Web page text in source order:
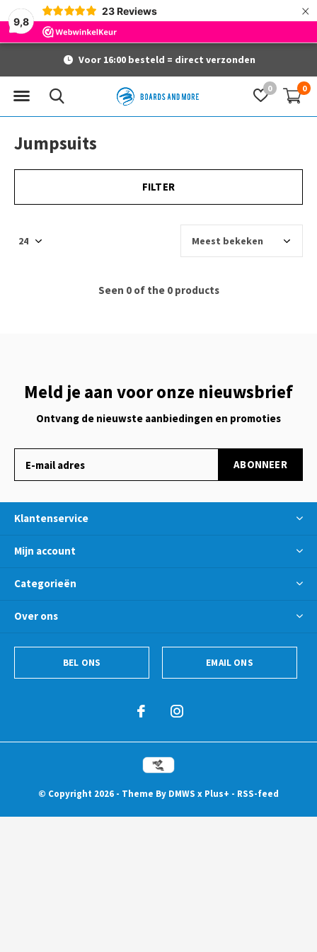
9,8
23 Reviews ×
0 0
Voor 16:00 besteld = direct verzonden
Jumpsuits
FILTER
Seen 0 of the 0 products
Meld je aan voor onze nieuwsbrief
Ontvang de nieuwste aanbiedingen en promoties
ABONNEER
Klantenservice
Mijn account
Categorieën
Over ons
BEL ONS EMAIL ONS
© Copyright 2026 - Theme By DMWS x Plus+ - RSS-feed